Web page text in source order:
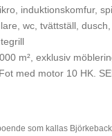
induktionskomfur,
wc, tvättställ,
m², exklusiv
med motor 10 HK.
som kallas